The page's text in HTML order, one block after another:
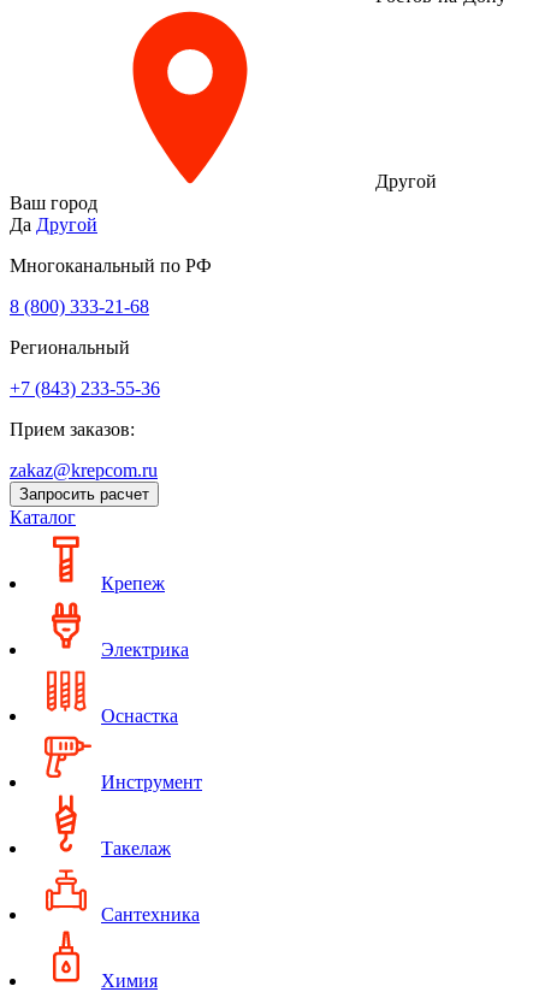
Другой
Ваш город
Да Другой
Многоканальный по РФ
8 (800) 333‑21-68
Региональный
+7 (843) 233-55-36
Прием заказов:
zakaz@krepcom.ru
Запросить расчет
Каталог
Крепеж
Электрика
Оснастка
Инструмент
Такелаж
Сантехника
Химия